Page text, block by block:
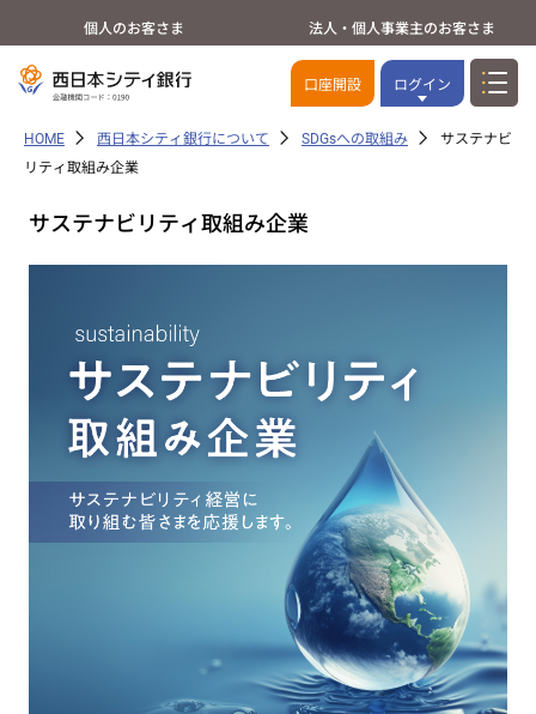
個人のお客さま 法人・個人事業主のお客さま
口座開設 ログイン
HOME 西日本シティ銀行について SDGsへの取組み
サステナビ
リティ取組み企業
サステナビリティ取組み企業